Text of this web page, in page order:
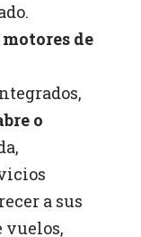
de
o
a sus
vuelos,